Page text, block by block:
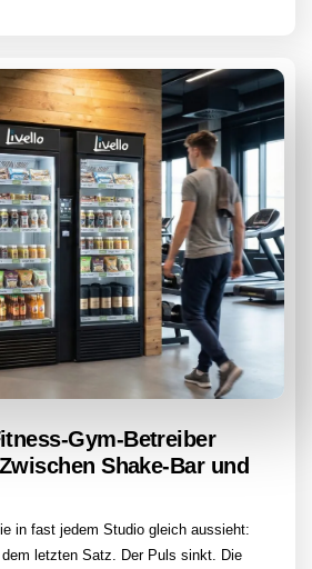
Gym-Betreiber
Shake-Bar und
in fast jedem Studio gleich aussieht:
letzten Satz. Der Puls sinkt. Die